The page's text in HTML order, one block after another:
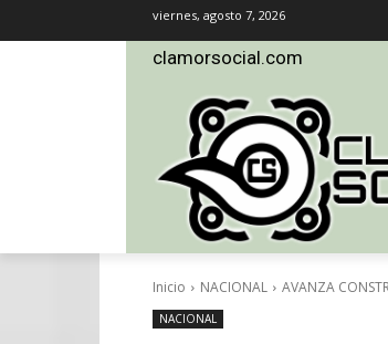
viernes, agosto 7, 2026
clamorsocial.com
Inicio NACIONAL AVANZA
NACIONAL